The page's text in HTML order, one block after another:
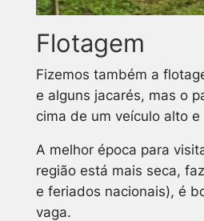
Flotagem
Fizemos também a
e alguns jacarés, mas o
cima de um veículo alto
A melhor época para
região está mais seca,
e feriados nacionais), é
vaga.